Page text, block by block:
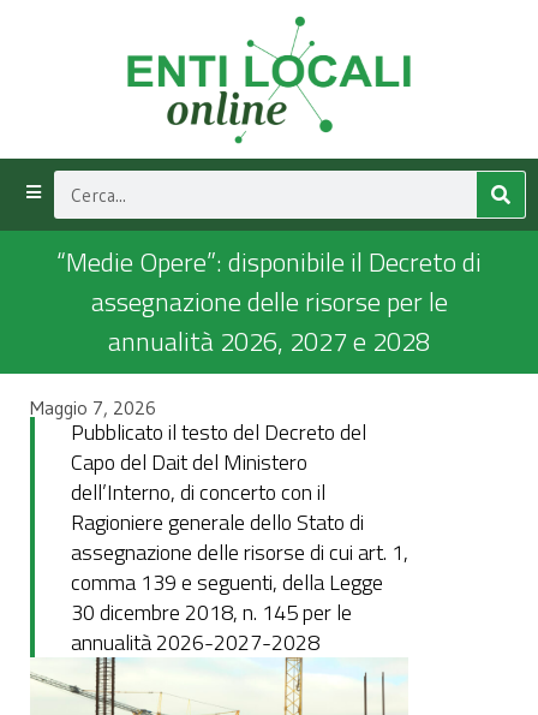
“Medie Opere”: disponibile il Decreto di
assegnazione delle risorse per le
annualità 2026, 2027 e 2028
Maggio 7, 2026
Pubblicato il testo del Decreto del
Capo del Dait del Ministero
dell’Interno, di concerto con il
Ragioniere generale dello Stato di
assegnazione delle risorse di cui art. 1,
comma 139 e seguenti, della Legge
30 dicembre 2018, n. 145 per le
annualità 2026-2027-2028